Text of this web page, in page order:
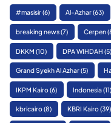
#masisir(6) Al-Azhar(63)
breaking news(7) Cerpen
DKKM (10) DPA WIHDAH (5)
Grand Syekh Al Azhar(5)
IKPM Kairo(6) Indonesia(11)
kbricairo(8) KBRI Kairo(39)